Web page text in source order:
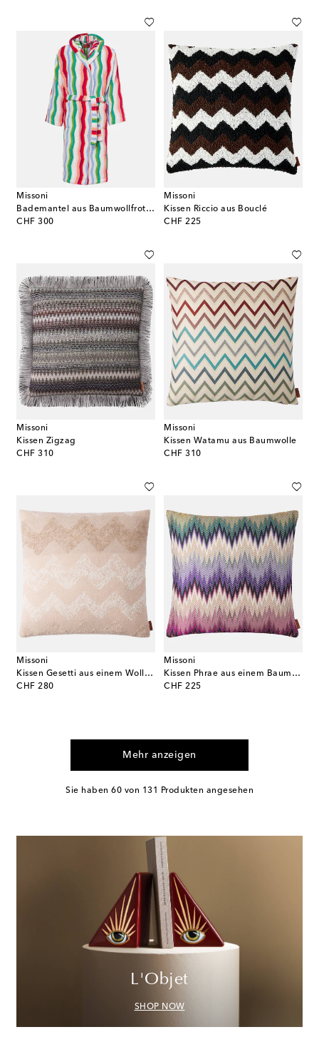
Missoni
Bademantel aus Baumwollfrottee
CHF 300
original price
Missoni
Kissen Riccio aus Bouclé
CHF 225
original price
Missoni
Kissen Zigzag
CHF 310
original price
Missoni
Kissen Watamu aus Baumwolle
CHF 310
original price
Missoni
Kissen Gesetti aus einem Wollgemisch
CHF 280
original price
Missoni
Kissen Phrae aus einem Baumwollgemisch
CHF 225
original price
Mehr anzeigen
Sie haben 60 von 131 Produkten angesehen
L'Objet
SHOP NOW